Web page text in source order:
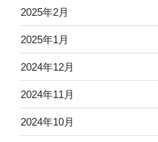
2025年2月
2025年1月
2024年12月
2024年11月
2024年10月